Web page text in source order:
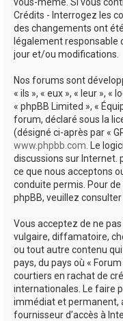
Crédits - Interrogez les
des changements ont
légalement responsable
jour et/ou modifications.
Nos forums sont
« ils », « eux », « leur », «
« phpBB Limited », «
forum, déclaré sous la
(désigné ci-après par «
www.phpbb.com . Le
discussions sur Internet.
ce que nous acceptons
conduite permis. Pour
phpBB, veuillez consulter
Vous acceptez de ne
vulgaire, diffamatoire,
ou tout autre contenu
pays, du pays où «
courtiers en rachat de
internationales. Le faire
immédiat et permanent,
fournisseur d’accès à